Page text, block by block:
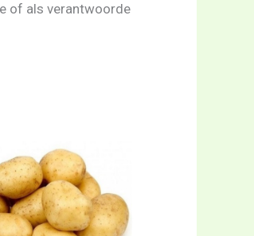
of als verantwoorde